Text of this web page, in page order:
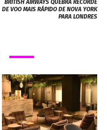
BRITISH AIRWAYS QUEBRA RECORDE
DE VOO MAIS RÁPIDO DE NOVA YORK
PARA LONDRES